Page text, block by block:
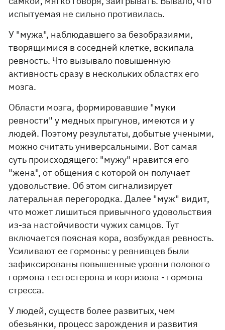
испытуемая не сильно противилась.
У "мужа", наблюдавшего за безобразиями,
творящимися в соседней клетке, вскипала
ревность. Что вызывало повышенную
активность сразу в нескольких областях его
мозга.
Области мозга, формировавшие "муки
ревности" у медных прыгунов, имеются и у
людей. Поэтому результаты, добытые учеными,
можно считать универсальными. Вот самая
суть происходящего: "мужу" нравится его
"жена", от общения с которой он получает
удовольствие. Об этом сигнализирует
латеральная перегородка. Далее "муж" видит,
что может лишиться привычного удовольствия
из-за настойчивости чужих самцов. Тут
включается поясная кора, возбуждая ревность.
Усиливают ее гормоны: у ревнивцев были
зафиксированы повышенные уровни полового
гормона тестостерона и кортизола - гормона
стресса.
У людей, существ более развитых, чем
обезьянки, процесс зарождения и развития